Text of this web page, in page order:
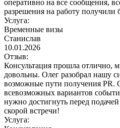
оперативно на все сообщения,
разрешения на работу
Услуга:
Временные визы
Станислав
10.01.2026
Отзыв:
Консультация прошла отлично,
довольны. Олег разобрал нашу
возможные пути получения PR.
всевозможных вариантов
нужно достигнуть перед
скорой встречи!
Услуга: